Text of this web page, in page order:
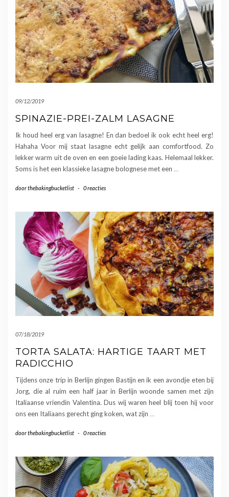
09/12/2019
SPINAZIE-PREI-ZALM LASAGNE
Ik houd heel erg van lasagne! En dan bedoel ik ook echt heel erg!
Hahaha Voor mij staat lasagne echt gelijk aan comfortfood. Zo
lekker warm uit de oven en een goeie lading kaas. Helemaal lekker.
Soms is het een klassieke lasagne bolognese met een …
doorthebakingbucketlist - 0 reacties
07/18/2019
TORTA SALATA: HARTIGE TAART MET
RADICCHIO
Tijdens onze trip in Berlijn gingen Bastijn en ik een avondje eten bij
Jorg, die al ruim een half jaar in Berlijn woonde samen met zijn
Italiaanse vriendin Valentina. Dus wij waren heel blij toen hij voor
ons een Italiaans gerecht ging koken, wat zijn …
doorthebakingbucketlist - 0 reacties